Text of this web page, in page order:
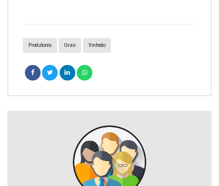
Produtores Uvas Vinhedo